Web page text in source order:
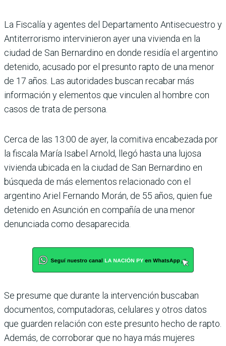
La Fiscalía y agentes del Departamento Antisecues­tro y
Antiterrorismo inter­vinieron ayer una vivienda en la
ciudad de San Bernardino en donde residía el argentino
detenido, acusado por el pre­sunto rapto de una menor
de 17 años. Las autoridades bus­can recabar más
información y elementos que vinculen al hombre con
casos de trata de persona.
Cerca de las 13:00 de ayer, la comitiva encabezada por
la fiscala María Isa­bel Arnold, llegó hasta una lujosa
vivienda ubicada en la ciudad de San Bernardino en
búsqueda de más elementos relacionado con el
argentino Ariel Fernando Morán, de 55 años, quien fue
detenido en Asunción en compañía de una menor
denunciada como des­aparecida.
Se presume que durante la intervención buscaban
documentos, computadoras, celulares y otros datos
que guarden relación con este presunto hecho de rapto.
Además, de corroborar que no haya más mujeres